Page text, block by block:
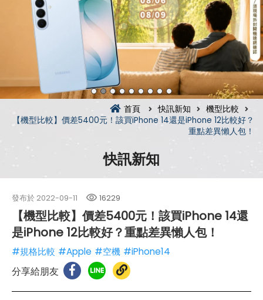
首頁 快訊新知
機型比較
【機型比較】價差5400元！該買iPhone 14還是iPhone 12比較好？
重點差異懶人包！
快訊新知
發布於 2022-09-11 16229
【機型比較】價差5400元！該買iPhone 14還
是iPhone 12比較好？重點差異懶人包！
#規格比較 #Apple #空機 #iPhone14
分享給朋友